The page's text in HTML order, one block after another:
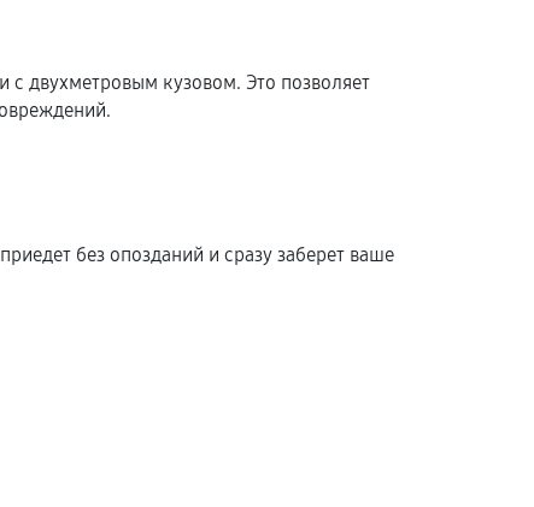
двухметровым кузовом. Это позволяет
без опозданий и сразу заберет ваше